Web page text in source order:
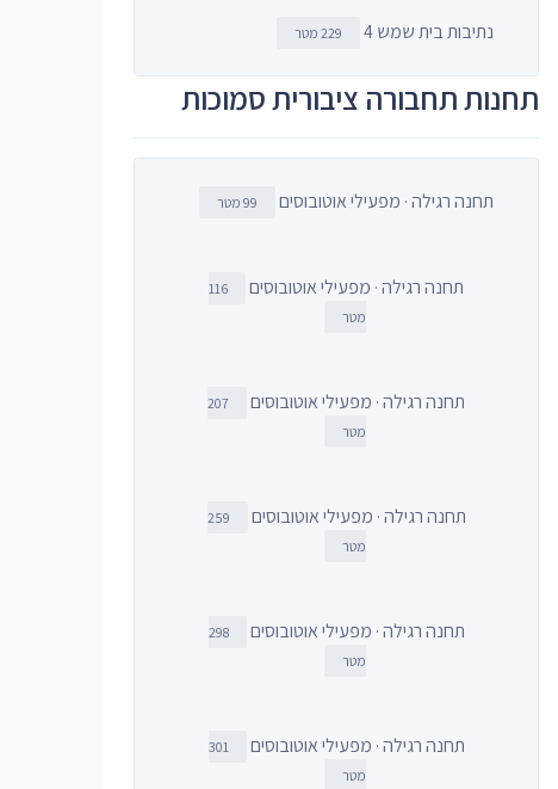
נתיבות בית שמש 4 229 מטר
תחנות תחבורה ציבורית סמוכות
תחנה רגילה · מפעילי אוטובוסים 99 מטר
תחנה רגילה · מפעילי אוטובוסים
116
מטר
תחנה רגילה · מפעילי אוטובוסים
207
מטר
תחנה רגילה · מפעילי אוטובוסים
259
מטר
תחנה רגילה · מפעילי אוטובוסים
298
מטר
תחנה רגילה · מפעילי אוטובוסים
301
מטר